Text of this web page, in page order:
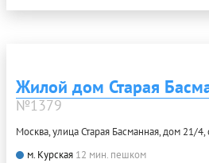
Жилой дом Старая
№1379
Москва, улица Старая Басманная, дом 21/4,
м. Курская 12 мин. пешком